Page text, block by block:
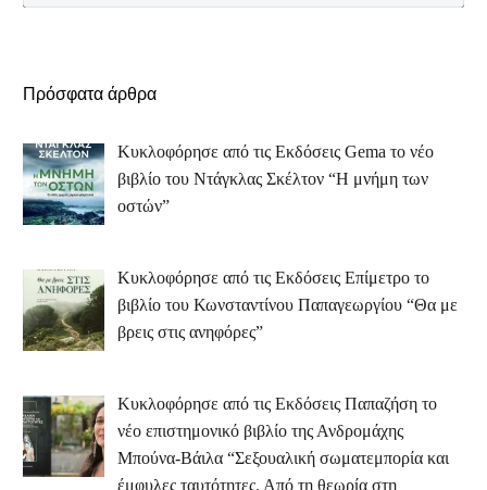
Πρόσφατα άρθρα
Κυκλοφόρησε από τις Εκδόσεις Gema το νέο
βιβλίο του Ντάγκλας Σκέλτον “Η μνήμη των
οστών”
Κυκλοφόρησε από τις Εκδόσεις Επίμετρο το
βιβλίο του Κωνσταντίνου Παπαγεωργίου “Θα με
βρεις στις ανηφόρες”
Κυκλοφόρησε από τις Εκδόσεις Παπαζήση το
νέο επιστημονικό βιβλίο της Ανδρομάχης
Μπούνα-Βάιλα “Σεξουαλική σωματεμπορία και
έμφυλες ταυτότητες. Από τη θεωρία στη